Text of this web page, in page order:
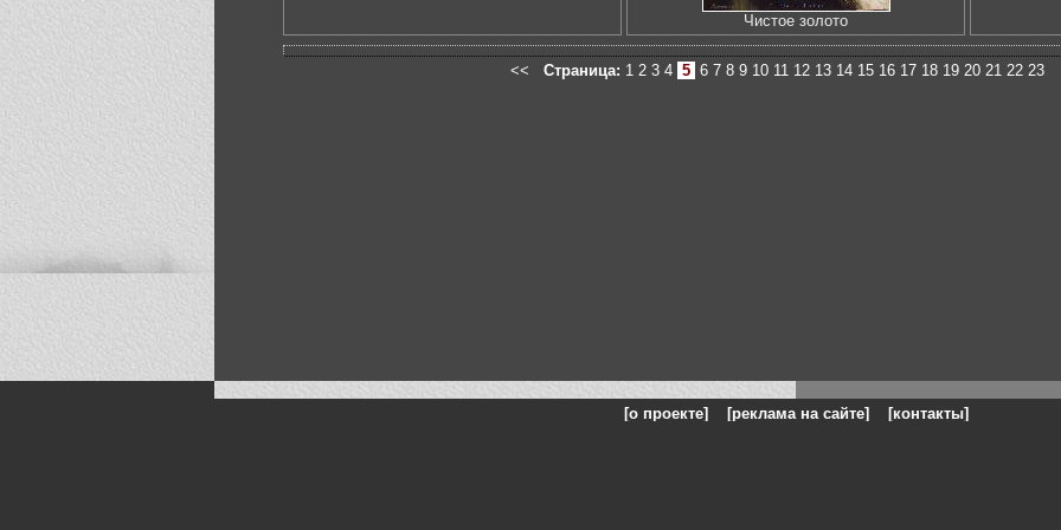
Чистое золото
<< Страница: 1 2 3 4 5 6 7 8 9 10 11 12 13 14 15 16 17 18 19 20 21 22 23
[о проекте] [реклама на сайте] [контакты]